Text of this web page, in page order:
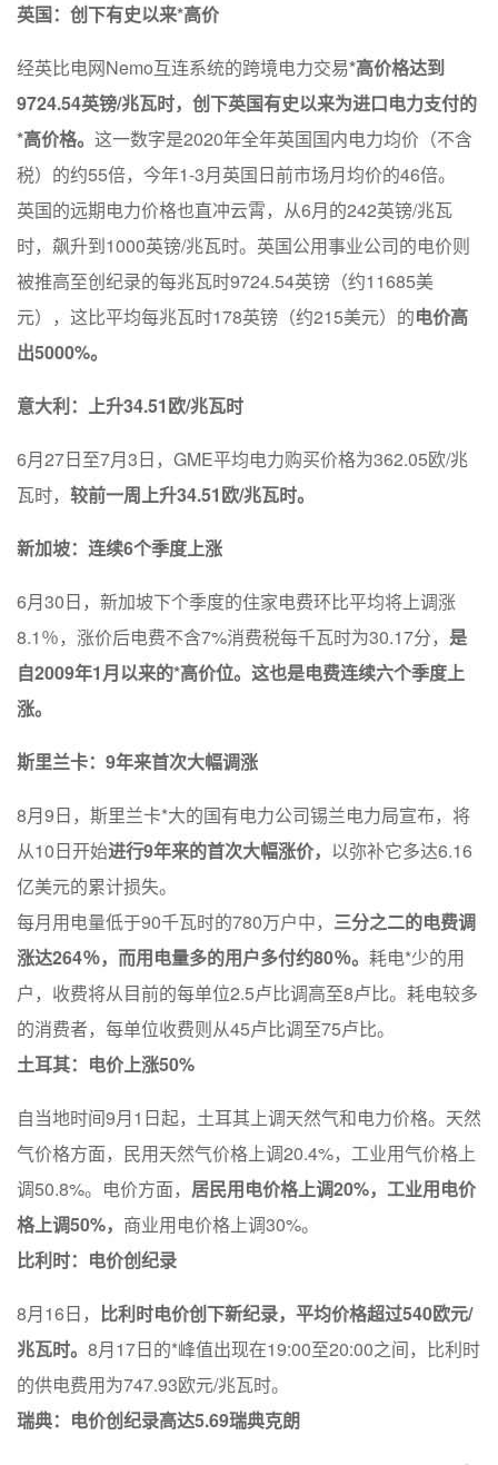
英国：创下有史以来*高价
经英比电网Nemo互连系统的跨境电力交易*高价格达到
9724.54英镑/兆瓦时，创下英国有史以来为进口电力支付的
*高价格。 这一数字是2020年全年英国国内电力均价（不含
税）的约55倍，今年1-3月英国日前市场月均价的46倍。
英国的远期电力价格也直冲云霄，从6月的242英镑/兆瓦
时，飙升到1000英镑/兆瓦时。英国公用事业公司的电价则
被推高至创纪录的每兆瓦时9724.54英镑（约11685美
元），这比平均每兆瓦时178英镑（约215美元）的电价高
出5000%。
意大利：上升34.51欧/兆瓦时
6月27日至7月3日，GME平均电力购买价格为362.05欧/兆
瓦时， 较前一周上升34.51欧/兆瓦时。
新加坡：连续6个季度上涨
6月30日，新加坡下个季度的住家电费环比平均将上调涨
8.1％，涨价后电费不含7%消费税每千瓦时为30.17分， 是
自2009年1月以来的*高价位。这也是电费连续六个季度上
涨。
斯里兰卡：9年来首次大幅调涨
8月9日，斯里兰卡*大的国有电力公司锡兰电力局宣布，将
从10日开始进行9年来的首次大幅涨价， 以弥补它多达6.16
亿美元的累计损失。
每月用电量低于90千瓦时的780万户中， 三分之二的电费调
涨达264％，而用电量多的用户多付约80％。 耗电*少的用
户，收费将从目前的每单位2.5卢比调高至8卢比。耗电较多
的消费者，每单位收费则从45卢比调至75卢比。
土耳其：电价上涨50%
自当地时间9月1日起，土耳其上调天然气和电力价格。天然
气价格方面，民用天然气价格上调20.4%，工业用气价格上
调50.8%。电价方面， 居民用电价格上调20%，工业用电价
格上调50%， 商业用电价格上调30%。
比利时：电价创纪录
8月16日， 比利时电价创下新纪录，平均价格超过540欧元/
兆瓦时。 8月17日的*峰值出现在19:00至20:00之间，比利时
的供电费用为747.93欧元/兆瓦时。
瑞典：电价创纪录高达5.69瑞典克朗